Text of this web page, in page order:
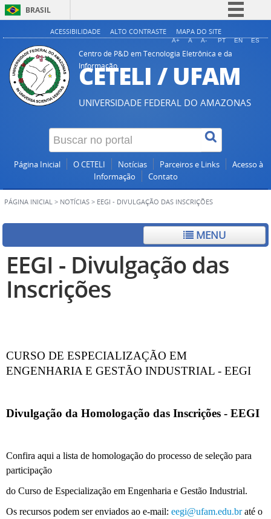
BRASIL
Simplifique!
Comunica BR
Participe
Acesso à informação
Legislação
Canais
ACESSIBILIDADE ALTO CONTRASTE MAPA DO SITE
A+ A A- PT EN ES
Centro de P&D em Tecnologia Eletrônica e da
Informação
CETELI / UFAM
UNIVERSIDADE FEDERAL DO AMAZONAS
Página Inicial O CETELI Notícias Parceiros e Links
Acesso à
Informação
Contato
PÁGINA INICIAL > NOTÍCIAS > EEGI - DIVULGAÇÃO DAS INSCRIÇÕES
MENU
EEGI - Divulgação das
Inscrições
CURSO DE ESPECIALIZAÇÃO EM
ENGENHARIA E GESTÃO INDUSTRIAL - EEGI
Divulgação da Homologação das Inscrições - EEGI
Confira aqui a lista de homologação do processo de seleção para
participação
do Curso de Especialização em Engenharia e Gestão Industrial.
Os recursos podem ser enviados ao e-mail: eegi@ufam.edu.braté o